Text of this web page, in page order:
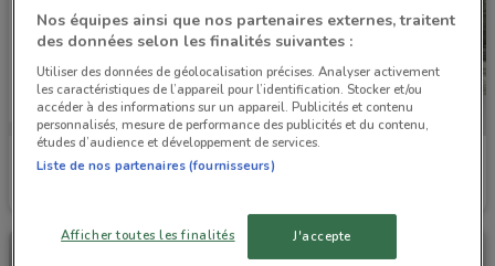
Ford
Nos équipes ainsi que nos partenaires externes, traitent
des données selon les finalités suivantes :
Utiliser des données de géolocalisation précises. Analyser activement
les caractéristiques de l’appareil pour l’identification. Stocker et/ou
accéder à des informations sur un appareil. Publicités et contenu
personnalisés, mesure de performance des publicités et du contenu,
études d’audience et développement de services.
Liste de nos partenaires (fournisseurs)
Afficher toutes les finalités J'accepte